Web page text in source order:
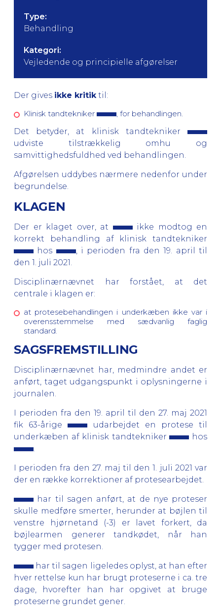
Type:
Behandling
Kategori:
Vejledende og principielle afgørelser
Der gives ikke kritik til:
Klinisk tandtekniker
, for behandlingen.
Det betyder, at klinisk tandtekniker
udviste tilstrækkelig omhu og
samvittighedsfuldhed ved behandlingen.
Afgørelsen uddybes nærmere nedenfor under
begrundelse.
KLAGEN
Der er klaget over, at
ikke modtog en
korrekt behandling af klinisk tandtekniker
hos
, i perioden fra den 19. april til
den 1. juli 2021.
Disciplinærnævnet har forstået, at det
centrale i klagen er:
at protesebehandlingen i underkæben ikke var i
overensstemmelse med sædvanlig faglig
standard.
SAGSFREMSTILLING
Disciplinærnævnet har, medmindre andet er
anført, taget udgangspunkt i oplysningerne i
journalen.
I perioden fra den 19. april til den 27. maj 2021
fik 63-årige
udarbejdet en protese til
underkæben af klinisk tandtekniker
hos
I perioden fra den 27. maj til den 1. juli 2021 var
der en række korrektioner af protesearbejdet.
har til sagen anført, at de nye proteser
skulle medføre smerter, herunder at bøjlen til
venstre hjørnetand (-3) er lavet forkert, da
bøjlearmen generer tandkødet, når han
tygger med protesen.
har til sagen ligeledes oplyst, at han efter
hver rettelse kun har brugt proteserne i ca. tre
dage, hvorefter han har opgivet at bruge
proteserne grundet gener.